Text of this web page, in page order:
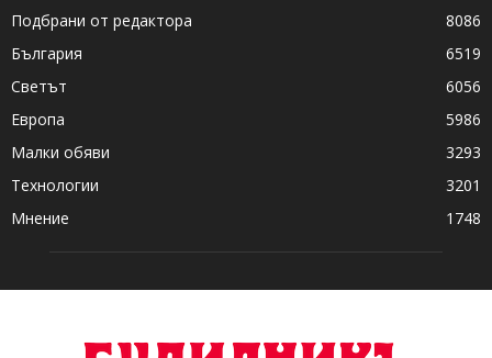
Подбрани от редактора
8086
България
6519
Светът
6056
Европа
5986
Малки обяви
3293
Технологии
3201
Мнение
1748